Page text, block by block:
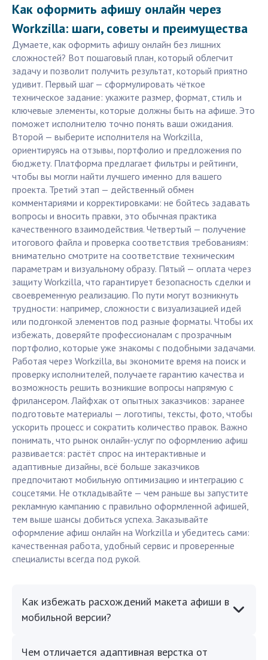
Как оформить афишу онлайн через
Workzilla: шаги, советы и преимущества
Думаете, как оформить афишу онлайн без лишних
сложностей? Вот пошаговый план, который облегчит
задачу и позволит получить результат, который приятно
удивит. Первый шаг — сформулировать чёткое
техническое задание: укажите размер, формат, стиль и
ключевые элементы, которые должны быть на афише. Это
поможет исполнителю точно понять ваши ожидания.
Второй — выберите исполнителя на Workzilla,
ориентируясь на отзывы, портфолио и предложения по
бюджету. Платформа предлагает фильтры и рейтинги,
чтобы вы могли найти лучшего именно для вашего
проекта. Третий этап — действенный обмен
комментариями и корректировками: не бойтесь задавать
вопросы и вносить правки, это обычная практика
качественного взаимодействия. Четвертый — получение
итогового файла и проверка соответствия требованиям:
внимательно смотрите на соответствие техническим
параметрам и визуальному образу. Пятый — оплата через
защиту Workzilla, что гарантирует безопасность сделки и
своевременную реализацию. По пути могут возникнуть
трудности: например, сложности с визуализацией идей
или подгонкой элементов под разные форматы. Чтобы их
избежать, доверяйте профессионалам с прозрачным
портфолио, которые уже знакомы с подобными задачами.
Работая через Workzilla, вы экономите время на поиск и
проверку исполнителей, получаете гарантию качества и
возможность решить возникшие вопросы напрямую с
фрилансером. Лайфхак от опытных заказчиков: заранее
подготовьте материалы — логотипы, тексты, фото, чтобы
ускорить процесс и сократить количество правок. Важно
понимать, что рынок онлайн-услуг по оформлению афиш
развивается: растёт спрос на интерактивные и
адаптивные дизайны, всё больше заказчиков
предпочитают мобильную оптимизацию и интеграцию с
соцсетями. Не откладывайте — чем раньше вы запустите
рекламную кампанию с правильно оформленной афишей,
тем выше шансы добиться успеха. Заказывайте
оформление афиш онлайн на Workzilla и убедитесь сами:
качественная работа, удобный сервис и проверенные
специалисты всегда под рукой.
Как избежать расхождений макета афиши в
мобильной версии?
Чем отличается адаптивная верстка от